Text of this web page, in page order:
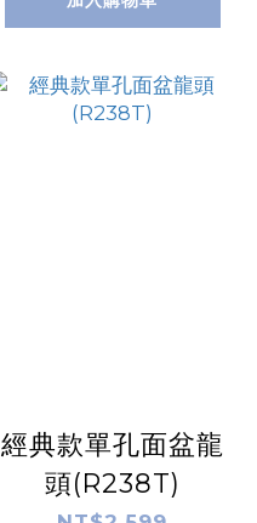
經典款單孔面盆龍
頭(R238T)